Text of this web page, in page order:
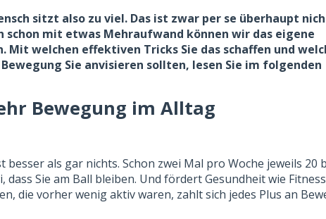
sitzt also zu viel. Das ist zwar per se überhaupt
schon mit etwas Mehraufwand können wir das eigene
Mit welchen effektiven Tricks Sie das schaffen und
Sie anvisieren sollten, lesen Sie im folgenden
Bewegung im Alltag
als gar nichts. Schon zwei Mal pro Woche jeweils 20
Sie am Ball bleiben. Und fördert Gesundheit wie Fitness
die vorher wenig aktiv waren, zahlt sich jedes Plus an